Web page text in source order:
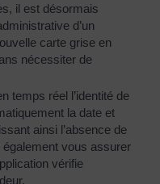
il est désormais
d’un
carte grise en
nécessiter de
temps réel l’identité de
la date et
ainsi l’absence de
vous assurer
vérifie